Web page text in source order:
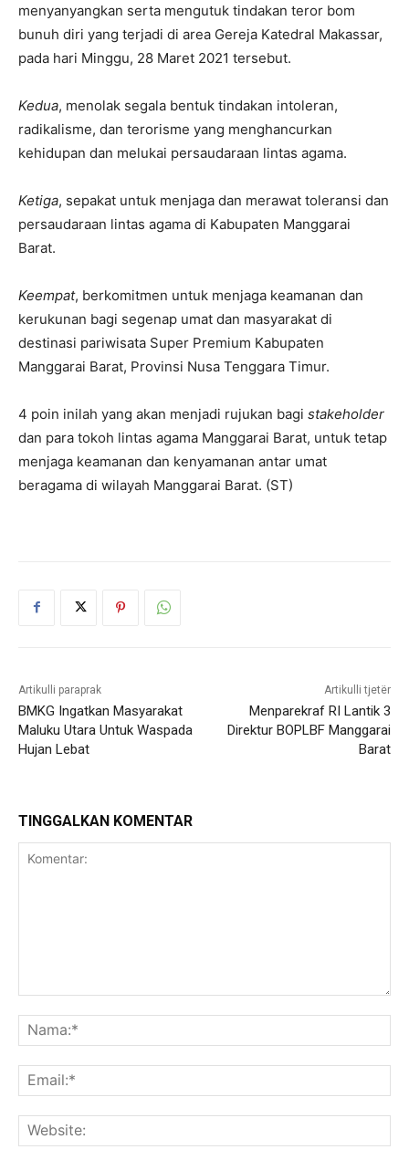
menyanyangkan serta mengutuk tindakan teror bom
bunuh diri yang terjadi di area Gereja Katedral Makassar,
pada hari Minggu, 28 Maret 2021 tersebut.
Kedua, menolak segala bentuk tindakan intoleran,
radikalisme, dan terorisme yang menghancurkan
kehidupan dan melukai persaudaraan lintas agama.
Ketiga, sepakat untuk menjaga dan merawat toleransi dan
persaudaraan lintas agama di Kabupaten Manggarai
Barat.
Keempat, berkomitmen untuk menjaga keamanan dan
kerukunan bagi segenap umat dan masyarakat di
destinasi pariwisata Super Premium Kabupaten
Manggarai Barat, Provinsi Nusa Tenggara Timur.
4 poin inilah yang akan menjadi rujukan bagi stakeholder
dan para tokoh lintas agama Manggarai Barat, untuk tetap
menjaga keamanan dan kenyamanan antar umat
beragama di wilayah Manggarai Barat. (ST)
Artikulli paraprak
BMKG Ingatkan Masyarakat
Maluku Utara Untuk Waspada
Hujan Lebat
Artikulli tjetër
Menparekraf RI Lantik 3
Direktur BOPLBF Manggarai
Barat
TINGGALKAN KOMENTAR